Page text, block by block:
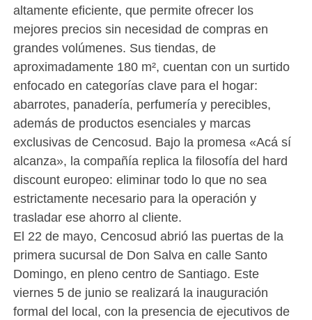
altamente eficiente, que permite ofrecer los
mejores precios sin necesidad de compras en
grandes volúmenes. Sus tiendas, de
aproximadamente 180 m², cuentan con un surtido
enfocado en categorías clave para el hogar:
abarrotes, panadería, perfumería y perecibles,
además de productos esenciales y marcas
exclusivas de Cencosud. Bajo la promesa «Acá sí
alcanza», la compañía replica la filosofía del hard
discount europeo: eliminar todo lo que no sea
estrictamente necesario para la operación y
trasladar ese ahorro al cliente.
El 22 de mayo, Cencosud abrió las puertas de la
primera sucursal de Don Salva en calle Santo
Domingo, en pleno centro de Santiago. Este
viernes 5 de junio se realizará la inauguración
formal del local, con la presencia de ejecutivos de